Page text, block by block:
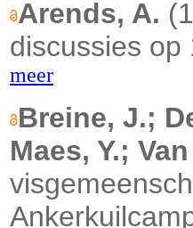
Arends, A.
discussies op
meer
Breine, J.;
Maes, Y.;